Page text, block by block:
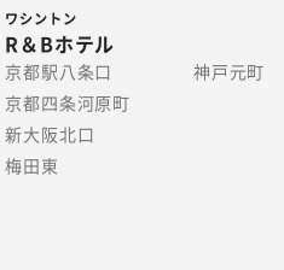
ワシントン
R＆Bホテル
京都駅八条口
京都四条河原町
新大阪北口
梅田東
神戸元町